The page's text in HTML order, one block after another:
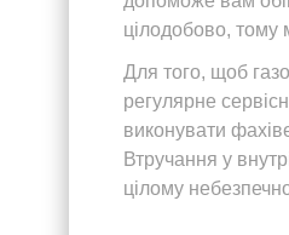
цілодобово, тому
Для того, щоб
регулярне
виконувати
Втручання у
цілому